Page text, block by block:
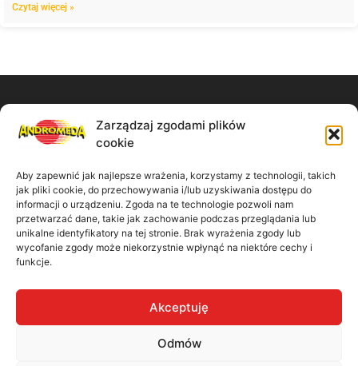
Zarządzaj zgodami plików
cookie
Aby zapewnić jak najlepsze wrażenia, korzystamy z technologii, takich
jak pliki cookie, do przechowywania i/lub uzyskiwania dostępu do
informacji o urządzeniu. Zgoda na te technologie pozwoli nam
przetwarzać dane, takie jak zachowanie podczas przeglądania lub
unikalne identyfikatory na tej stronie. Brak wyrażenia zgody lub
wycofanie zgody może niekorzystnie wpłynąć na niektóre cechy i
funkcje.
Akceptuję
Odmów
Czytaj więcej »
Zadzwoń do nas:
61 867 11 91
Napisz wiadomość:
biuro@madbiuro.pl
ul. Kamiennogórska 9/41 60-179 Poznań